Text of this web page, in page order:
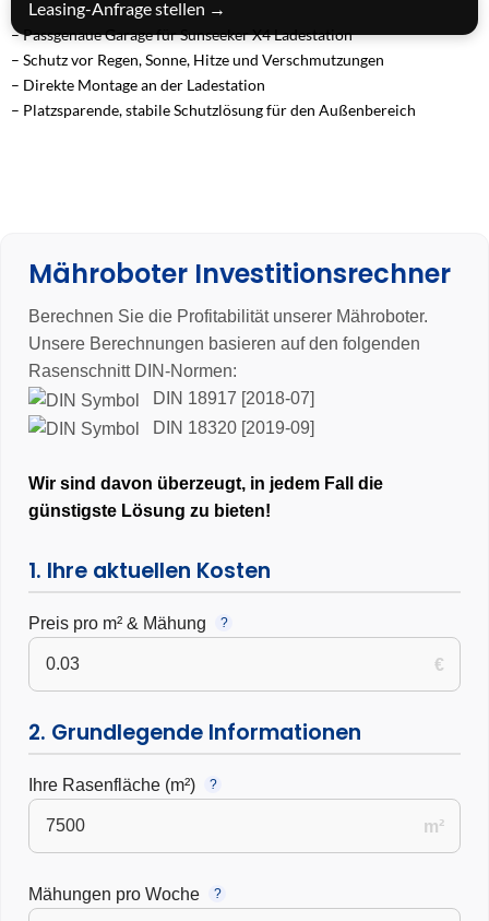
Leasing-Anfrage stellen →
– Passgenaue Garage für Sunseeker X4 Ladestation
– Schutz vor Regen, Sonne, Hitze und Verschmutzungen
– Direkte Montage an der Ladestation
– Platzsparende, stabile Schutzlösung für den Außenbereich
Mähroboter Investitionsrechner
Berechnen Sie die Profitabilität unserer Mähroboter.
Unsere Berechnungen basieren auf den folgenden
Rasenschnitt DIN-Normen:
DIN 18917 [2018-07]
DIN 18320 [2019-09]
Wir sind davon überzeugt, in jedem Fall die
günstigste Lösung zu bieten!
1. Ihre aktuellen Kosten
Preis pro m² & Mähung ?
€
2. Grundlegende Informationen
Ihre Rasenfläche (m²) ?
m²
Mähungen pro Woche ?